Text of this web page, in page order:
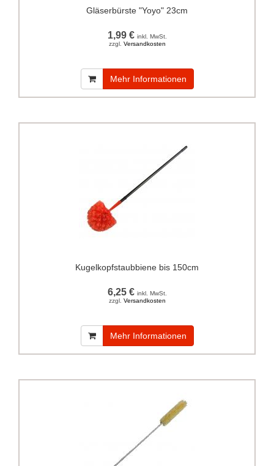
Gläserbürste "Yoyo" 23cm
1,99 € inkl. MwSt.
zzgl. Versandkosten
Mehr Informationen
Kugelkopfstaubbiene bis 150cm
6,25 € inkl. MwSt.
zzgl. Versandkosten
Mehr Informationen